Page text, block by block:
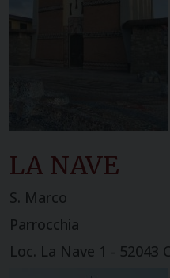
LA NAVE
S. Marco
Parrocchia
Loc. La Nave 1 - 52043